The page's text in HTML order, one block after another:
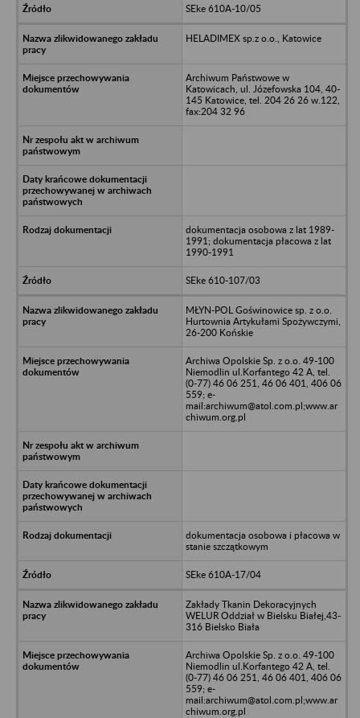
SEke 610A-10/05
HELADIMEX sp.z o.o., Katowice
Archiwum Państwowe w
Katowicach, ul. Józefowska 104, 40-
145 Katowice, tel. 204 26 26 w.122,
fax:204 32 96
dokumentacja osobowa z lat 1989-
1991; dokumentacja płacowa z lat
1990-1991
SEke 610-107/03
MŁYN-POL Goświnowice sp. z o.o.
Hurtownia Artykułami Spożywczymi,
26-200 Końskie
Archiwa Opolskie Sp. z o.o. 49-100
Niemodlin ul.Korfantego 42 A, tel.
(0-77) 46 06 251, 46 06 401, 406 06
559; e-
mail:archiwum@atol.com.pl;www.ar
chiwum.org.pl
dokumentacja osobowa i płacowa w
stanie szczątkowym
SEke 610A-17/04
Zakłady Tkanin Dekoracyjnych
WELUR Oddział w Bielsku Białej,43-
316 Bielsko Biała
Archiwa Opolskie Sp. z o.o. 49-100
Niemodlin ul.Korfantego 42 A, tel.
(0-77) 46 06 251, 46 06 401, 406 06
559; e-
mail:archiwum@atol.com.pl;www.ar
chiwum.org.pl